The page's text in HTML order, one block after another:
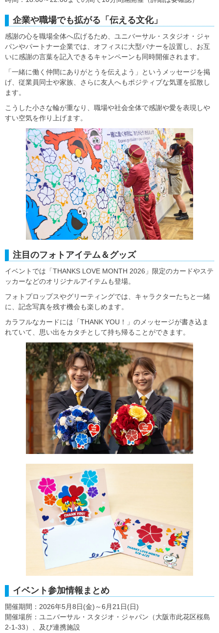
企業や職場でも拡がる「伝える文化」
感謝の心を職場全体へ広げるため、ユニバーサル・スタジオ・ジャ
パンやパートナー企業では、オフィスに大型バナーを設置し、お互
いに感謝の言葉を記入できるキャンペーンも同時開催されます。
「一緒に働く仲間にありがとうを伝えよう」というメッセージを掲
げ、従業員同士や家族、さらに友人へもポジティブな気運を拡散し
ます。
こうした小さな輪が重なり、職場や社会全体で感謝や愛を表現しや
すい空気を作り上げます。
注目のフォトアイテム＆グッズ
イベントでは「THANKS LOVE MONTH 2026」限定のカードやステ
ッカーなどのオリジナルアイテムも登場。
フォトプロップスやグリーティングでは、キャラクターたちと一緒
に、記念写真を残す機会も楽しめます。
カラフルなカードには「THANK YOU！」のメッセージが書き込ま
れていて、思い出をカタチとして持ち帰ることができます。
イベント参加情報まとめ
開催期間：2026年5月8日(金)～6月21日(日)
開催場所：ユニバーサル・スタジオ・ジャパン（大阪市此花区桜島
2-1-33）、及び連携施設